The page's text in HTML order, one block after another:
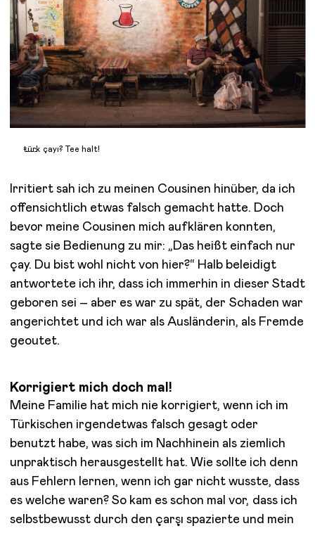
t̵ü̵r̵k̵ çayı? Tee halt!
Irritiert sah ich zu meinen Cousinen hinüber, da ich
offensichtlich etwas falsch gemacht hatte. Doch
bevor meine Cousinen mich aufklären konnten,
sagte sie Bedienung zu mir: „Das heißt einfach nur
çay. Du bist wohl nicht von hier?“ Halb beleidigt
antwortete ich ihr, dass ich immerhin in dieser Stadt
geboren sei – aber es war zu spät, der Schaden war
angerichtet und ich war als Ausländerin, als Fremde
geoutet.
Korrigiert mich doch mal!
Meine Familie hat mich nie korrigiert, wenn ich im
Türkischen irgendetwas falsch gesagt oder
benutzt habe, was sich im Nachhinein als ziemlich
unpraktisch herausgestellt hat. Wie sollte ich denn
aus Fehlern lernen, wenn ich gar nicht wusste, dass
es welche waren? So kam es schon mal vor, dass ich
selbstbewusst durch den çarşı spazierte und mein